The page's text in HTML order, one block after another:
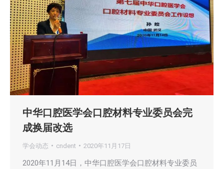
中华口腔医学会口腔材料专业委员会完
成换届改选
学会动态 cndent 2020年11月17日
2020年11月14日，中华口腔医学会口腔材料专业委员